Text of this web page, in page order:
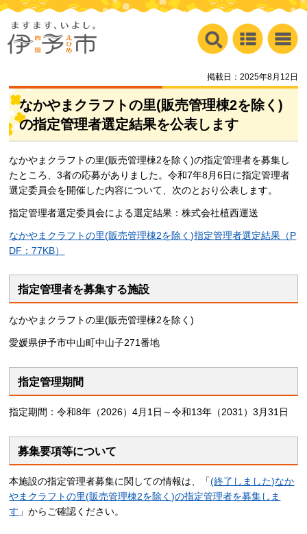
掲載日：2025年8月12日
なかやまクラフトの里(販売管理棟2を除く)
の指定管理者選定結果を公表します
なかやまクラフトの里(販売管理棟2を除く)の指定管理者を募集し
たところ、3者の応募がありました。令和7年8月6日に指定管理者
選定委員会を開催した内容について、次のとおり公表します。
指定管理者選定委員会による選定結果：株式会社植西運送
なかやまクラフトの里(販売管理棟2を除く)指定管理者選定結果（P
DF：77KB）
指定管理者を募集する施設
なかやまクラフトの里(販売管理棟2を除く)
愛媛県伊予市中山町中山子271番地
指定管理期間
指定期間：令和8年（2026）4月1日～令和13年（2031）3月31日
募集要項等について
本施設の指定管理者募集に関しての情報は、「(終了しました)なか
やまクラフトの里(販売管理棟2を除く)の指定管理者を募集しま
す 」からご確認ください。